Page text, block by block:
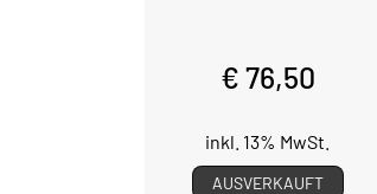
€ 76,50
inkl. 13% MwSt.
AUSVERKAUFT